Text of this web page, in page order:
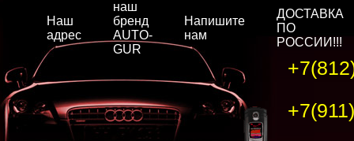
Наш
адрес
наш
бренд
AUTO-
GUR
Напишите
нам
ДОСТАВКА
ПО
РОССИИ!!!